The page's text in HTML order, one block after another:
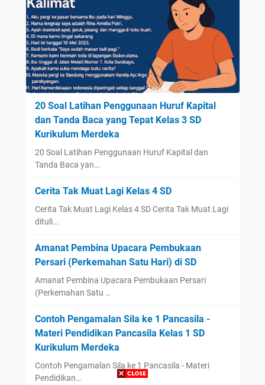
20 Soal Latihan Penggunaan Huruf Kapital
dan Tanda Baca yang Tepat Kelas 3 SD
Kurikulum Merdeka
20 Soal Latihan Penggunaan Huruf Kapital dan
Tanda Baca yan…
Cerita Tak Muat Lagi Kelas 4 SD
Cerita Tak Muat Lagi Kelas 4 SD Cerita Tak Muat Lagi
dituli…
Amanat Pembina Upacara Pembukaan
Persari (Perkemahan Satu Hari) di SD
Amanat Pembina Upacara Pembukaan Persari
(Perkemahan Satu …
Contoh Pengamalan Sila ke 1 Pancasila -
Materi Pendidikan Pancasila Kelas 1 SD
Kurikulum Merdeka
Contoh Pengamalan Sila ke 1 Pancasila - Materi
Pendidikan…